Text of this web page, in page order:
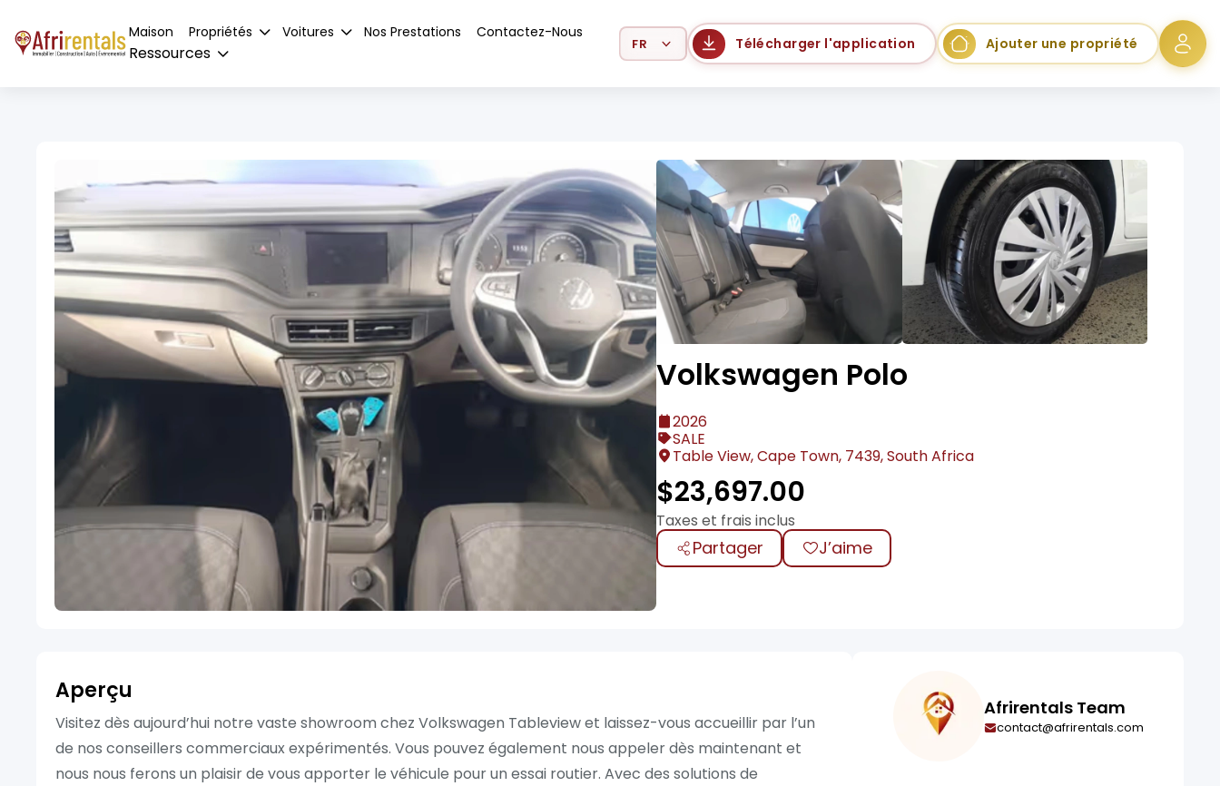
Maison Propriétés Voitures Nos Prestations Contactez-Nous
Ressources
Select Language Télécharger l'application Ajouter une propriété
Volkswagen Polo
2026
SALE
Table View, Cape Town, 7439, South Africa
$23,697.00
Taxes et frais inclus
Partager J’aime
Aperçu
Visitez dès aujourd’hui notre vaste showroom chez Volkswagen Tableview et laissez-vous accueillir par l’un
de nos conseillers commerciaux expérimentés. Vous pouvez également nous appeler dès maintenant et
nous nous ferons un plaisir de vous apporter le véhicule pour un essai routier. Avec des solutions de
Afrirentals Team
contact@afrirentals.com